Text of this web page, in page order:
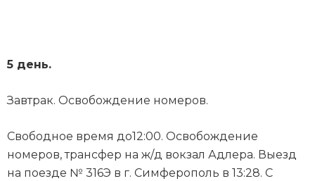
5 день.
Завтрак. Освобождение номеров.
Свободное время до12:00. Освобождение
номеров, трансфер на ж/д вокзал Адлера. Выезд
на поезде № 316Э в г. Симферополь в 13:28. С